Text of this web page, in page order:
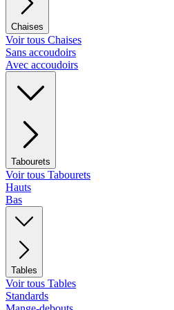
Chaises
Voir tous Chaises
Sans accoudoirs
Avec accoudoirs
Tabourets
Voir tous Tabourets
Hauts
Bas
Tables
Voir tous Tables
Standards